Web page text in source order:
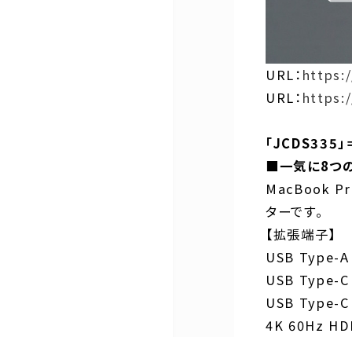
URL：
URL：
「JCDS335
■一気に8つ
MacBook
ターです。
【拡張端子】
USB Type-
USB Type-
USB Type-
4K 60Hz